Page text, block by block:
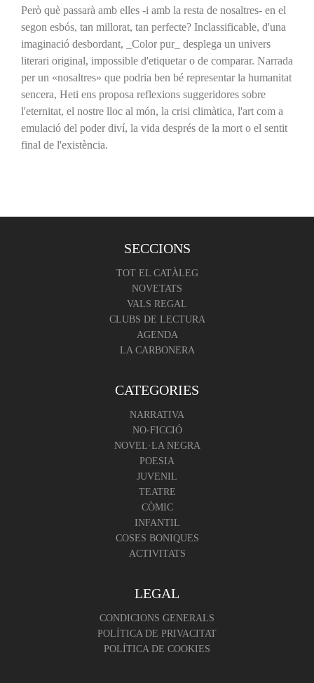
Però què passarà amb elles -i amb la resta de nosaltres- en el
segon esbós, tan millorat, tan perfecte? Inclassificable, d'una
imaginació desbordant, _Color pur_ desplega un univers
literari original, impossible d'etiquetar o de comparar. Narrada
per un «nosaltres» que podria ben bé representar la humanitat
sencera, Heti ens proposa reflexions suggeridores sobre
l'eternitat, el nostre lloc al món, la crisi climàtica, l'art com a
emulació del poder diví, la vida després de la mort o el sentit
final de l'existència.
SECCIONS
TOT EL CATÀLEG
NOVETATS
VALS REGAL
CLUBS DE LECTURA
AGENDA
LA CARBONERA
CATEGORIES
NARRATIVA
NO-FICCIÓ
NOVEL·LA NEGRA
POESIA
JUVENIL
TEATRE
CÒMIC
INFANTIL
COSES BONIQUES
ACTIVITATS
LEGAL
CONDICIONS GENERALS
POLÍTICA DE PRIVACITAT
POLÍTICA DE COOKIES